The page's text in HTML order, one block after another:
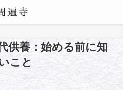
供養：始める前に知
こと